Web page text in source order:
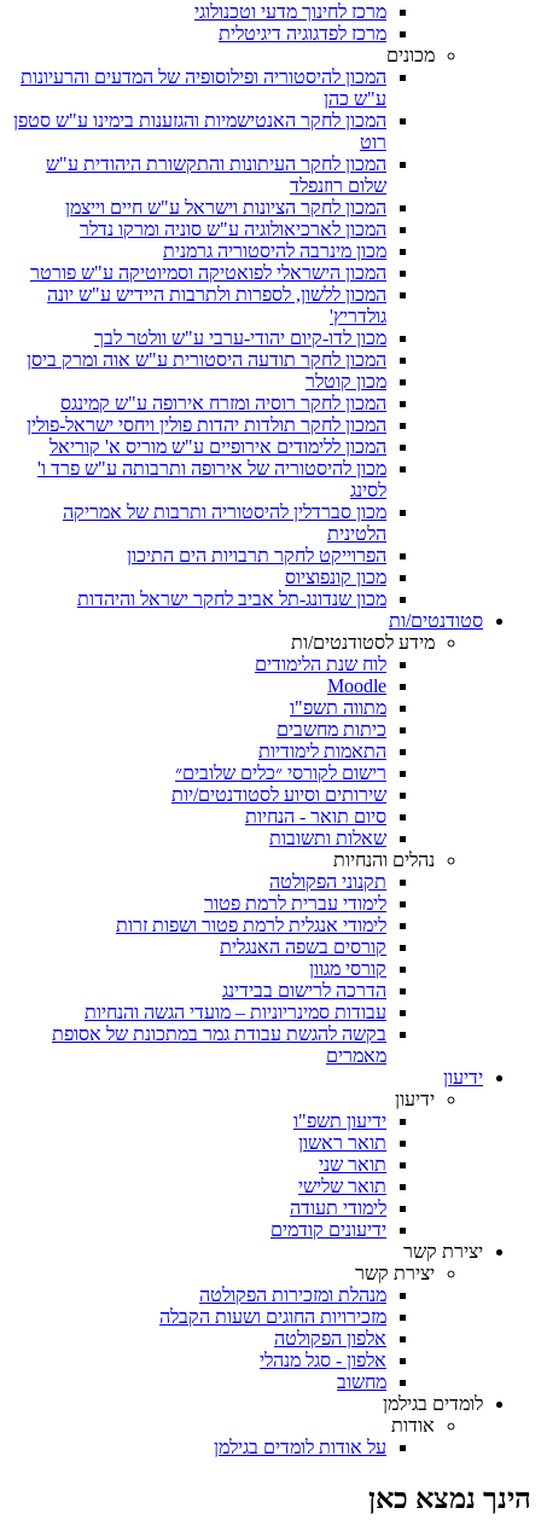
מרכז לחינוך מדעי וטכנולוגי
מרכז לפדגוגיה דיגיטלית
מכונים
המכון להיסטוריה ופילוסופיה של המדעים והרעיונות
ע"ש כהן
המכון לחקר האנטישמיות והגזענות בימינו ע"ש סטפן
רוט
המכון לחקר העיתונות והתקשורת היהודית ע"ש
שלום רוזנפלד
המכון לחקר הציונות וישראל ע"ש חיים וייצמן
המכון לארכיאולוגיה ע"ש סוניה ומרקו נדלר
מכון מינרבה להיסטוריה גרמנית
המכון הישראלי לפואטיקה וסמיוטיקה ע"ש פורטר
המכון ללשון, לספרות ולתרבות היידיש ע"ש יונה
גולדריץ'
מכון לדו-קיום יהודי-ערבי ע"ש וולטר לבך
המכון לחקר תודעה היסטורית ע"ש אוה ומרק ביסן
מכון קוטלר
המכון לחקר רוסיה ומזרח אירופה ע"ש קמינגס
המכון לחקר תולדות יהדות פולין ויחסי ישראל-פולין
המכון ללימודים אירופיים ע"ש מוריס א' קוריאל
מכון להיסטוריה של אירופה ותרבותה ע"ש פרד ו'
לסינג
מכון סברדלין להיסטוריה ותרבות של אמריקה
הלטינית
הפרוייקט לחקר תרבויות הים התיכון
מכון קונפוציוס
מכון שנדונג-תל אביב לחקר ישראל והיהדות
סטודנטים/ות
מידע לסטודנטים/ות
לוח שנת הלימודים
Moodle
מתווה תשפ"ו
כיתות מחשבים
התאמות לימודיות
רישום לקורסי ״כלים שלובים״
שירותים וסיוע לסטודנטים/יות
סיום תואר - הנחיות
שאלות ותשובות
נהלים והנחיות
תקנוני הפקולטה
לימודי עברית לרמת פטור
לימודי אנגלית לרמת פטור ושפות זרות
קורסים בשפה האנגלית
קורסי מגוון
הדרכה לרישום בבידינג
עבודות סמינריוניות – מועדי הגשה והנחיות
בקשה להגשת עבודת גמר במתכונת של אסופת
מאמרים
ידיעון
ידיעון
ידיעון תשפ"ו
תואר ראשון
תואר שני
תואר שלישי
לימודי תעודה
ידיעונים קודמים
יצירת קשר
יצירת קשר
מנהלת ומזכירות הפקולטה
מזכירויות החוגים ושעות הקבלה
אלפון הפקולטה
אלפון - סגל מנהלי
מחשוב
לומדים בגילמן
אודות
על אודות לומדים בגילמן
הינך נמצא כאן